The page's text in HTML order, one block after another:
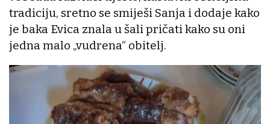
tradiciju, sretno se smiješi Sanja i dodaje kako
je baka Evica znala u šali pričati kako su oni
jedna malo „vudrena“ obitelj.